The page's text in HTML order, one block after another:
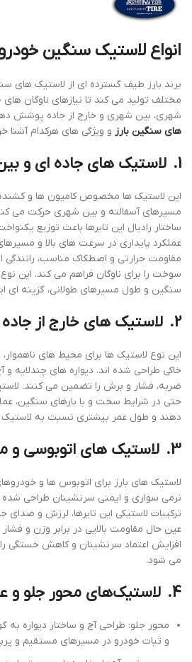
انواع لاستیک سنگین خودرو
برند بارز طیف گسترده‌ ای از لاستیک‌ های
مختلف تولید می ‌کند تا نیازهای ناوگان‌
شهری، بین‌ شهری و خارج از جاده پوشش دهد.
های سنگین بارز و ویژگی ‌های هرکدام آشنا
1. لاستیک‌ های جاده‌ ای و
این لاستیک‌ ها مخصوص کامیون ‌ها و
مسیرهای آسفالته و بین‌ شهری حرکت می‌
ساختار رادیال این تایرها باعث توزیع
عملکرد پایداری در سرعت‌ های بالا و
مقاومت حرارتی و اصطکاک مناسب،
سوخت را برای ناوگان فراهم می ‌کند. این
سنگین و طول مسیرهای طولانی، گزینه
2. لاستیک‌ های خارج از
این نوع لاستیک ‌ها برای محیط‌ های ناهموار،
خاکی طراحی شده ‌اند. دیواره ‌های چندلایه
ضربه، فشار و برش را تضمین می‌ کنند.
حتی در شرایط سخت و با بارهای سنگین،
دهند و طول عمر بیشتری نسبت به لاستیک‌
3. لاستیک‌ های اتوبوسی و
لاستیک‌ های بارز برای اتوبوس‌ ها و
نرمی سواری و ایمنی سرنشینان طراحی
ترکیبات لاستیکی این تایرها، لرزش و
عین حال مقاومت بالایی در برابر وزن و
افزایش اعتماد سرنشینان و کاهش خستگی
می ‌شود.
4. لاستیک‌های محور جلو و
محور جلو: طراحی آج و ساختار دیواره
و ثبات خودرو در مسیرهای مستقیم و